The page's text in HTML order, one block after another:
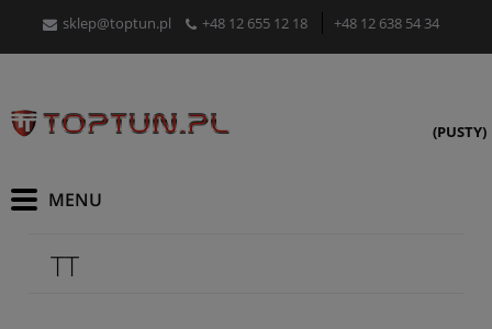
sklep@toptun.pl +48 12 655 12 18 +48 12 638 54 34
(PUSTY)
TT